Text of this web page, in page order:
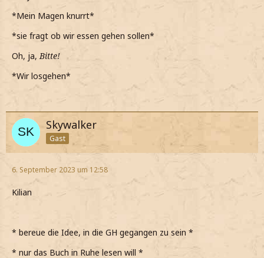
Wollen wir vielleicht etwas essen gehen?
*ihn frage und ihn etwas besorgt anschaue*
Shadow Forest
*Mein Magen knurrt*
*sie fragt ob wir essen gehen sollen*
Oh, ja,Bitte!
*Wir losgehen*
Skywalker
Gast
6. September 2023 um 12:58
Kilian
* bereue die Idee, in die GH gegangen zu sein *
* nur das Buch in Ruhe lesen will *